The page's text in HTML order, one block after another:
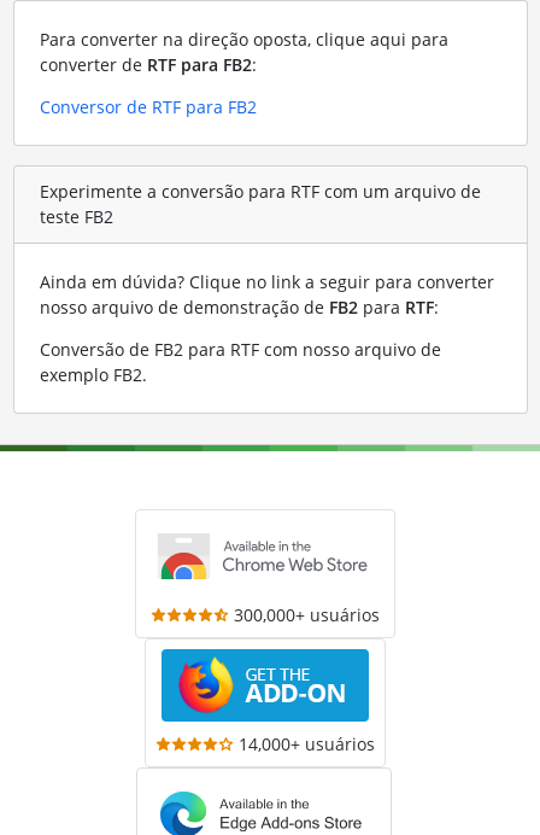
Para converter na direção oposta, clique aqui para
converter de RTF para FB2:
Conversor de RTF para FB2
Experimente a conversão para RTF com um arquivo de
teste FB2
Ainda em dúvida? Clique no link a seguir para converter
nosso arquivo de demonstração de FB2para RTF:
Conversão de FB2 para RTF com nosso arquivo de
exemplo FB2.
300,000+ usuários
14,000+ usuários